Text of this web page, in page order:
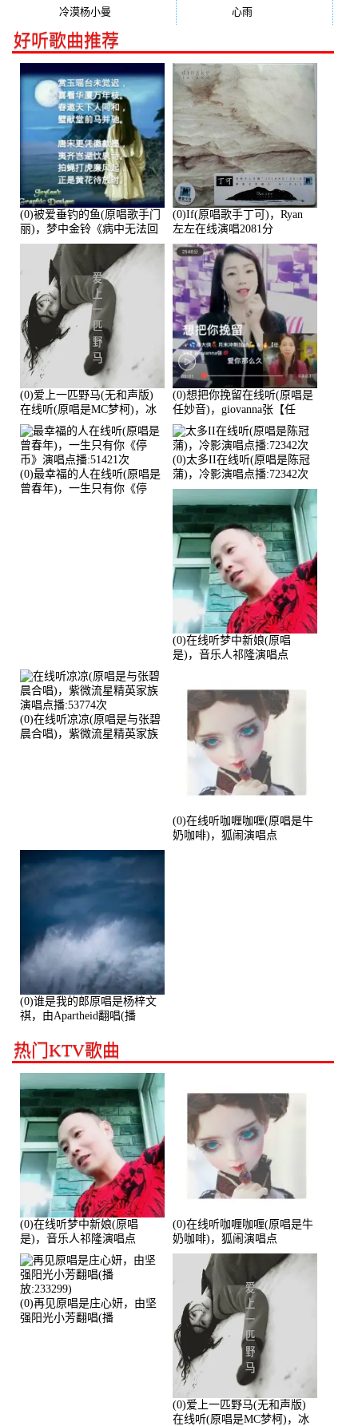
冷漠杨小曼 心雨(232)
好听歌曲推荐
(0)被爱垂钓的鱼(原唱歌手门
丽)，梦中金铃《病中无法回
复大家》在线演唱3586分
(0)If(原唱歌手丁可)，Ryan
左左在线演唱2081分
(0)爱上一匹野马(无和声版)
在线听(原唱是MC梦柯)，冰
鑫Asce演唱点播:178815次
(0)想把你挽留在线听(原唱是
任妙音)，giovanna张【任
96】演唱点播:60173次
(0)最幸福的人在线听(原唱是
曾春年)，一生只有你《停
(0)太多II在线听(原唱是陈冠
蒲)，冷影演唱点播:72342次
(0)在线听梦中新娘(原唱
是)，音乐人祁隆演唱点
(0)在线听凉凉(原唱是与张碧
晨合唱)，紫微流星精英家族
(0)在线听咖喱咖喱(原唱是牛
奶咖啡)，狐闹演唱点
(0)谁是我的郎原唱是杨梓文
祺，由Apartheid翻唱(播
热门KTV歌曲
(0)在线听梦中新娘(原唱
是)，音乐人祁隆演唱点
播:2713192次
(0)在线听咖喱咖喱(原唱是牛
奶咖啡)，狐闹演唱点
播:287579次
(0)再见原唱是庄心妍，由坚
强阳光小芳翻唱(播
(0)爱上一匹野马(无和声版)
在线听(原唱是MC梦柯)，冰